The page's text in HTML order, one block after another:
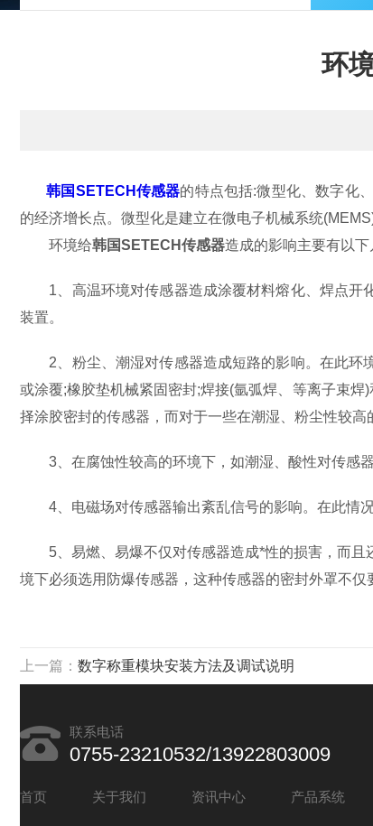
环
韩国SETECH传感器的特点包括:微型化、数字化
的经济增长点。微型化是建立在微电子机械系统
环境给韩国SETECH传感器造成的影响主要有以下
1、高温环境对传感器造成涂覆材料熔化、焊点开
装置。
2、粉尘、潮湿对传感器造成短路的影响。在此环
或涂覆;橡胶垫机械紧固密封;焊接(氩弧焊、等离子束
择涂胶密封的传感器，而对于一些在潮湿、粉尘性较
3、在腐蚀性较高的环境下，如潮湿、酸性对传感器
4、电磁场对传感器输出紊乱信号的影响。在此情况
5、易燃、易爆不仅对传感器造成*性的损害，而且
境下必须选用防爆传感器，这种传感器的密封外罩不
上一篇： 数字称重模块安装方法及调试说明
联系电话
0755-23210532/13922803009
首页 关于我们 资讯中心 产品系统